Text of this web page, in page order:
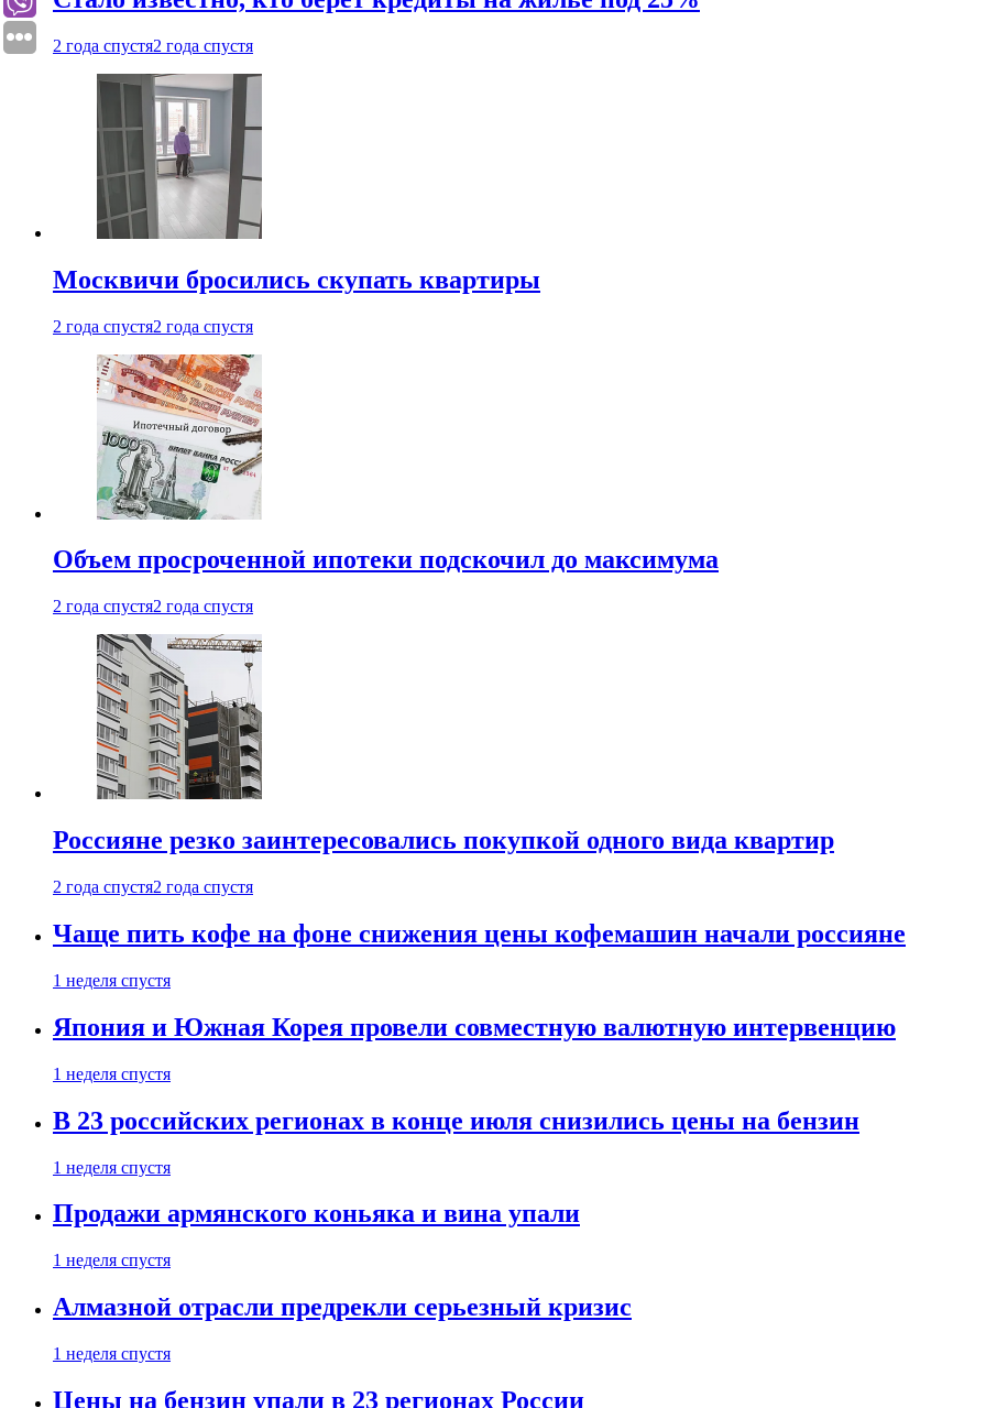
2 года спустя2 года спустя
Москвичи бросились скупать квартиры
2 года спустя2 года спустя
Объем просроченной ипотеки подскочил до максимума
2 года спустя2 года спустя
Россияне резко заинтересовались покупкой одного вида квартир
2 года спустя2 года спустя
Чаще пить кофе на фоне снижения цены кофемашин начали россияне
1 неделя спустя
Япония и Южная Корея провели совместную валютную интервенцию
1 неделя спустя
В 23 российских регионах в конце июля снизились цены на бензин
1 неделя спустя
Продажи армянского коньяка и вина упали
1 неделя спустя
Алмазной отрасли предрекли серьезный кризис
1 неделя спустя
Цены на бензин упали в 23 регионах России